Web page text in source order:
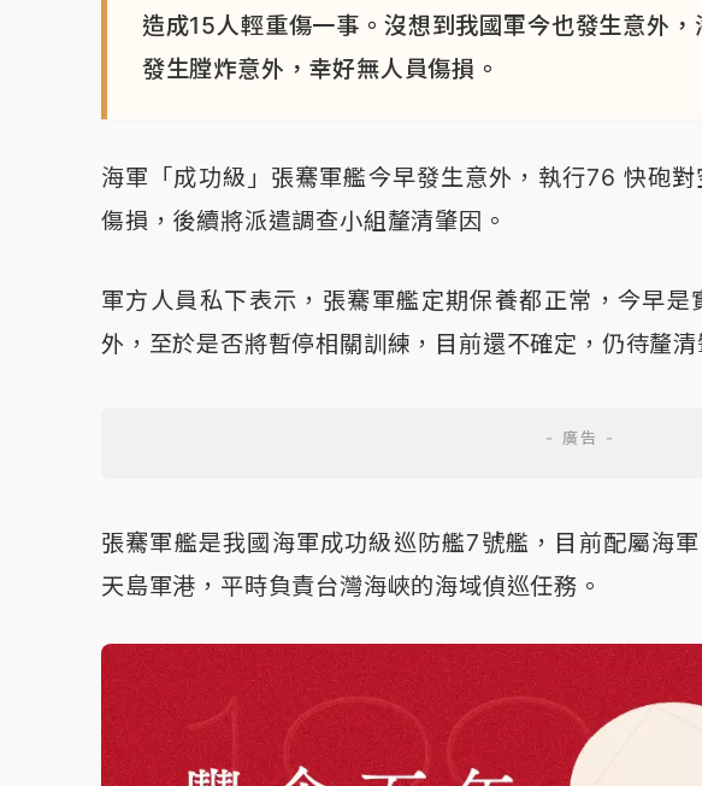
造成15人輕重傷一事。沒想到我國軍今也發生意外
發生膛炸意外，幸好無人員傷損。
海軍「成功級」張騫軍艦今早發生意外，執行76 快砲
傷損，後續將派遣調查小組釐清肇因。
軍方人員私下表示，張騫軍艦定期保養都正常，今早
外，至於是否將暫停相關訓練，目前還不確定，仍待釐清
張騫軍艦是我國海軍成功級巡防艦7號艦，目前配屬海
天島軍港，平時負責台灣海峽的海域偵巡任務。